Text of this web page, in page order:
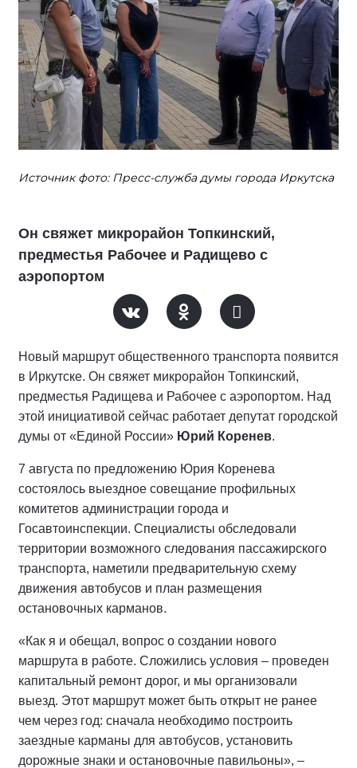
Источник фото: Пресс-служба думы города Иркутска
Он свяжет микрорайон Топкинский,
предместья Рабочее и Радищево с
аэропортом
Новый маршрут общественного транспорта появится
в Иркутске. Он свяжет микрорайон Топкинский,
предместья Радищева и Рабочее с аэропортом. Над
этой инициативой сейчас работает депутат городской
думы от «Единой России» Юрий Коренев.
7 августа по предложению Юрия Коренева
состоялось выездное совещание профильных
комитетов администрации города и
Госавтоинспекции. Специалисты обследовали
территории возможного следования пассажирского
транспорта, наметили предварительную схему
движения автобусов и план размещения
остановочных карманов.
«Как я и обещал, вопрос о создании нового
маршрута в работе. Сложились условия – проведен
капитальный ремонт дорог, и мы организовали
выезд. Этот маршрут может быть открыт не ранее
чем через год: сначала необходимо построить
заездные карманы для автобусов, установить
дорожные знаки и остановочные павильоны», –